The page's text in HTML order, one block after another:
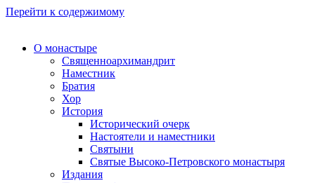
Перейти к содержимому
О монастыре
Священноархимандрит
Наместник
Братия
Хор
История
Исторический очерк
Настоятели и наместники
Святыни
Святые Высоко-Петровского монастыря
Издания